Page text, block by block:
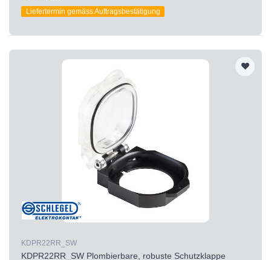
Liefertermin gemäss Auftragsbestätigung
KDPR22RR_SW
KDPR22RR_SW Plombierbare, robuste Schutzklappe